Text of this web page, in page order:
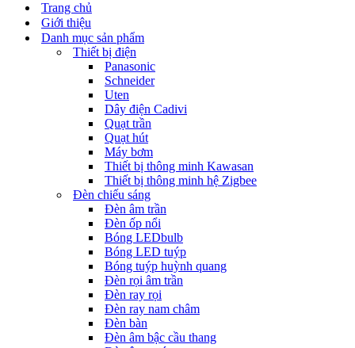
Trang chủ
Giới thiệu
Danh mục sản phẩm
Thiết bị điện
Panasonic
Schneider
Uten
Dây điện Cadivi
Quạt trần
Quạt hút
Máy bơm
Thiết bị thông minh Kawasan
Thiết bị thông minh hệ Zigbee
Đèn chiếu sáng
Đèn âm trần
Đèn ốp nổi
Bóng LEDbulb
Bóng LED tuýp
Bóng tuýp huỳnh quang
Đèn rọi âm trần
Đèn ray rọi
Đèn ray nam châm
Đèn bàn
Đèn âm bậc cầu thang